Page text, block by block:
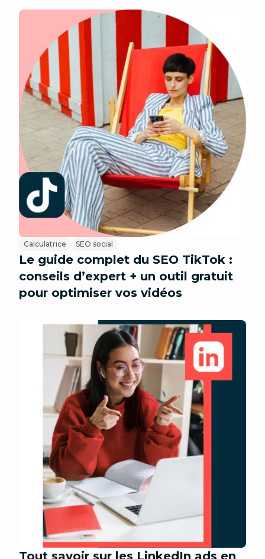
Calculatrice SEO social
Le guide complet du SEO TikTok :
conseils d’expert + un outil gratuit
pour optimiser vos vidéos
Tout savoir sur les LinkedIn ads en